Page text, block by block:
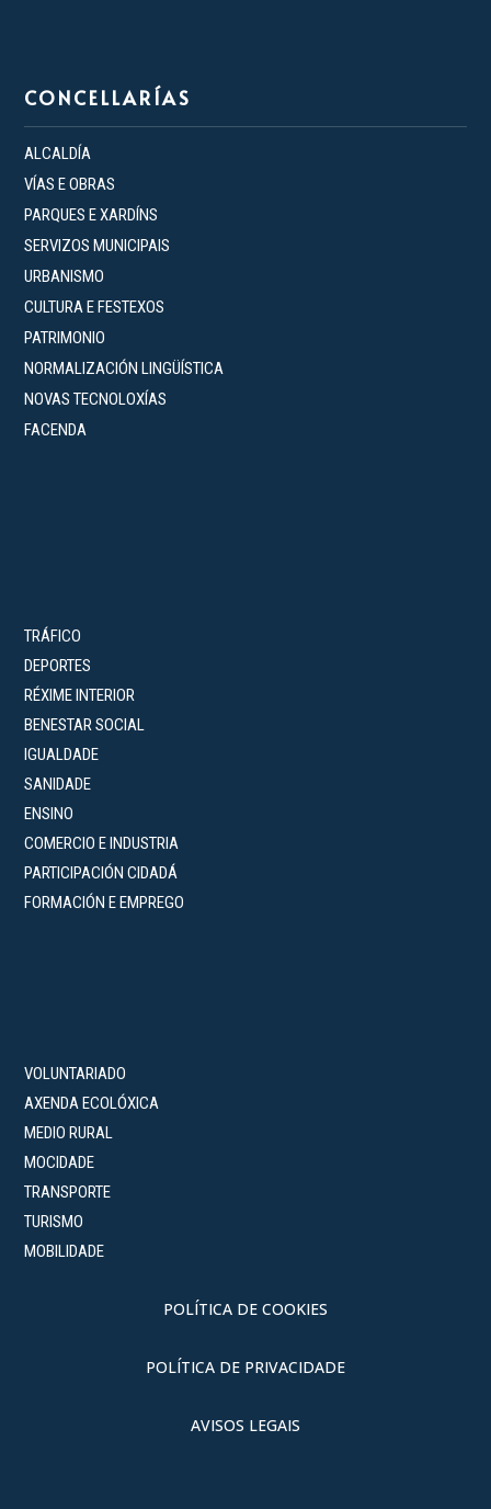
CONCELLARÍAS
ALCALDÍA
VÍAS E OBRAS
PARQUES E XARDÍNS
SERVIZOS MUNICIPAIS
URBANISMO
CULTURA E FESTEXOS
PATRIMONIO
NORMALIZACIÓN LINGÜÍSTICA
NOVAS TECNOLOXÍAS
FACENDA
TRÁFICO
DEPORTES
RÉXIME INTERIOR
BENESTAR SOCIAL
IGUALDADE
SANIDADE
ENSINO
COMERCIO E INDUSTRIA
PARTICIPACIÓN CIDADÁ
FORMACIÓN E EMPREGO
VOLUNTARIADO
AXENDA ECOLÓXICA
MEDIO RURAL
MOCIDADE
TRANSPORTE
TURISMO
MOBILIDADE
POLÍTICA DE COOKIES
POLÍTICA DE PRIVACIDADE
AVISOS LEGAIS